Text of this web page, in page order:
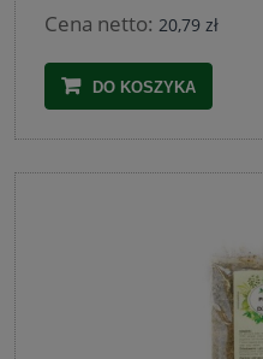
Cena netto: 20,79 zł
DO KOSZYKA